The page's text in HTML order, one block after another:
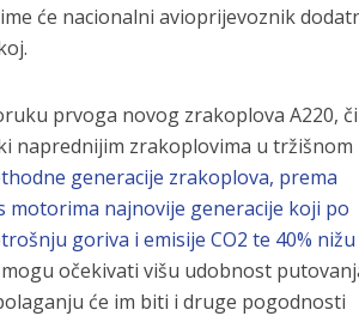
će nacionalni avioprijevoznik
prvoga novog zrakoplova A220,
naprednijim zrakoplovima u tržišnom
generacije zrakoplova, prema
motorima najnovije generacije koji po
goriva i emisije CO2 te 40% nižu
očekivati višu udobnost
će im biti i druge pogodnosti